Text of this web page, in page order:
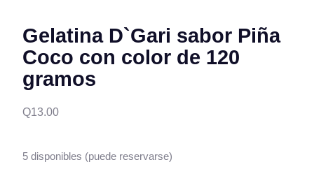
Gelatina D`Gari sabor Piña
Coco con color de 120
gramos
Q13.00
5 disponibles (puede reservarse)